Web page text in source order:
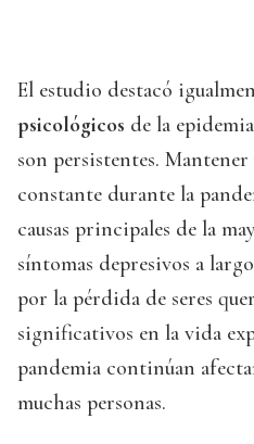
El estudio destacó
psicológicos de la
son persistentes. Mantener
constante durante la
causas principales de la
síntomas depresivos a
por la pérdida de seres
significativos en la vida
pandemia continúan
muchas personas.